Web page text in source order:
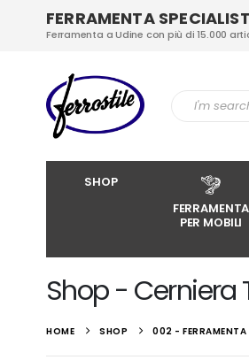
FERRAMENTA
Ferramenta a Udine con più di 15.000
SHOP
FERRAMENTA
PER MOBILI
Shop - Cerniera
HOME SHOP 002 - FERRAMENTA